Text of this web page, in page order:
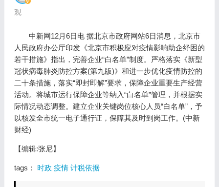
观
中新网12月6日电 据北京市政府网站6日消息，北京市
人民政府办公厅印发《北京市积极应对疫情影响助企纾困的
若干措施》指出，完善企业“白名单”制度。严格落实《新型
冠状病毒肺炎防控方案(第九版)》和进一步优化疫情防控的
二十条措施，落实“即封即解”要求，保障企业重要生产经营
活动。将城市运行保障企业等纳入“白名单”管理，并根据实
际情况动态调整。建立企业关键岗位核心人员“白名单”，予
以核发全市统一电子通行证，保障其及时到岗工作。(中新
财经)
【编辑:张尼】
tags： 时政 疫情 计税依据